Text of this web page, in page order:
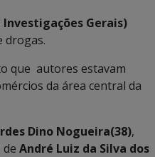
Investigações Gerais)
drogas.
que autores estavam
da área central da
Dino Nogueira(38),
André Luiz da Silva dos